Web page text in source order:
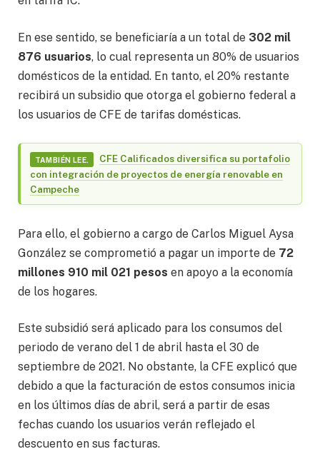
En ese sentido, se beneficiaría a un total de 302 mil
876 usuarios, lo cual representa un 80% de usuarios
domésticos de la entidad. En tanto, el 20% restante
recibirá un subsidio que otorga el gobierno federal a
los usuarios de CFE de tarifas domésticas.
TAMBIÉN LEE.
CFE Calificados diversifica su portafolio
con integración de proyectos de energía renovable en
Campeche
Para ello, el gobierno a cargo de Carlos Miguel Aysa
González se comprometió a pagar un importe de 72
millones 910 mil 021 pesos en apoyo a la economía
de los hogares.
Este subsidió será aplicado para los consumos del
periodo de verano del 1 de abril hasta el 30 de
septiembre de 2021. No obstante, la CFE explicó que
debido a que la facturación de estos consumos inicia
en los últimos días de abril, será a partir de esas
fechas cuando los usuarios verán reflejado el
descuento en sus facturas.